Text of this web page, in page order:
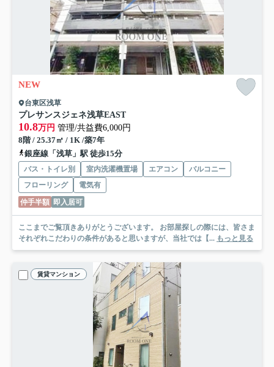
NEW
台東区浅草
プレサンスジェネ浅草EAST
10.8万円 管理/共益費6,000円
8階 / 25.37㎡ / 1K /築7年
銀座線「浅草」駅 徒歩15分
バス・トイレ別 室内洗濯機置場 エアコン
バルコニー
フローリング
電気有
仲手半額 即入居可
ここまでご覧頂きありがとうございます。 お部屋探しの際には、皆さま
それぞれこだわりの条件があると思いますが、当社では【... もっと見る
賃貸マンション